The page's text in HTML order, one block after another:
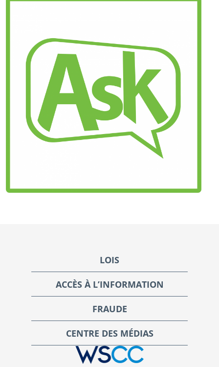
LOIS
ACCÈS À L’INFORMATION
FRAUDE
CENTRE DES MÉDIAS
WSCC | Workers' Safety and Compensation Commission